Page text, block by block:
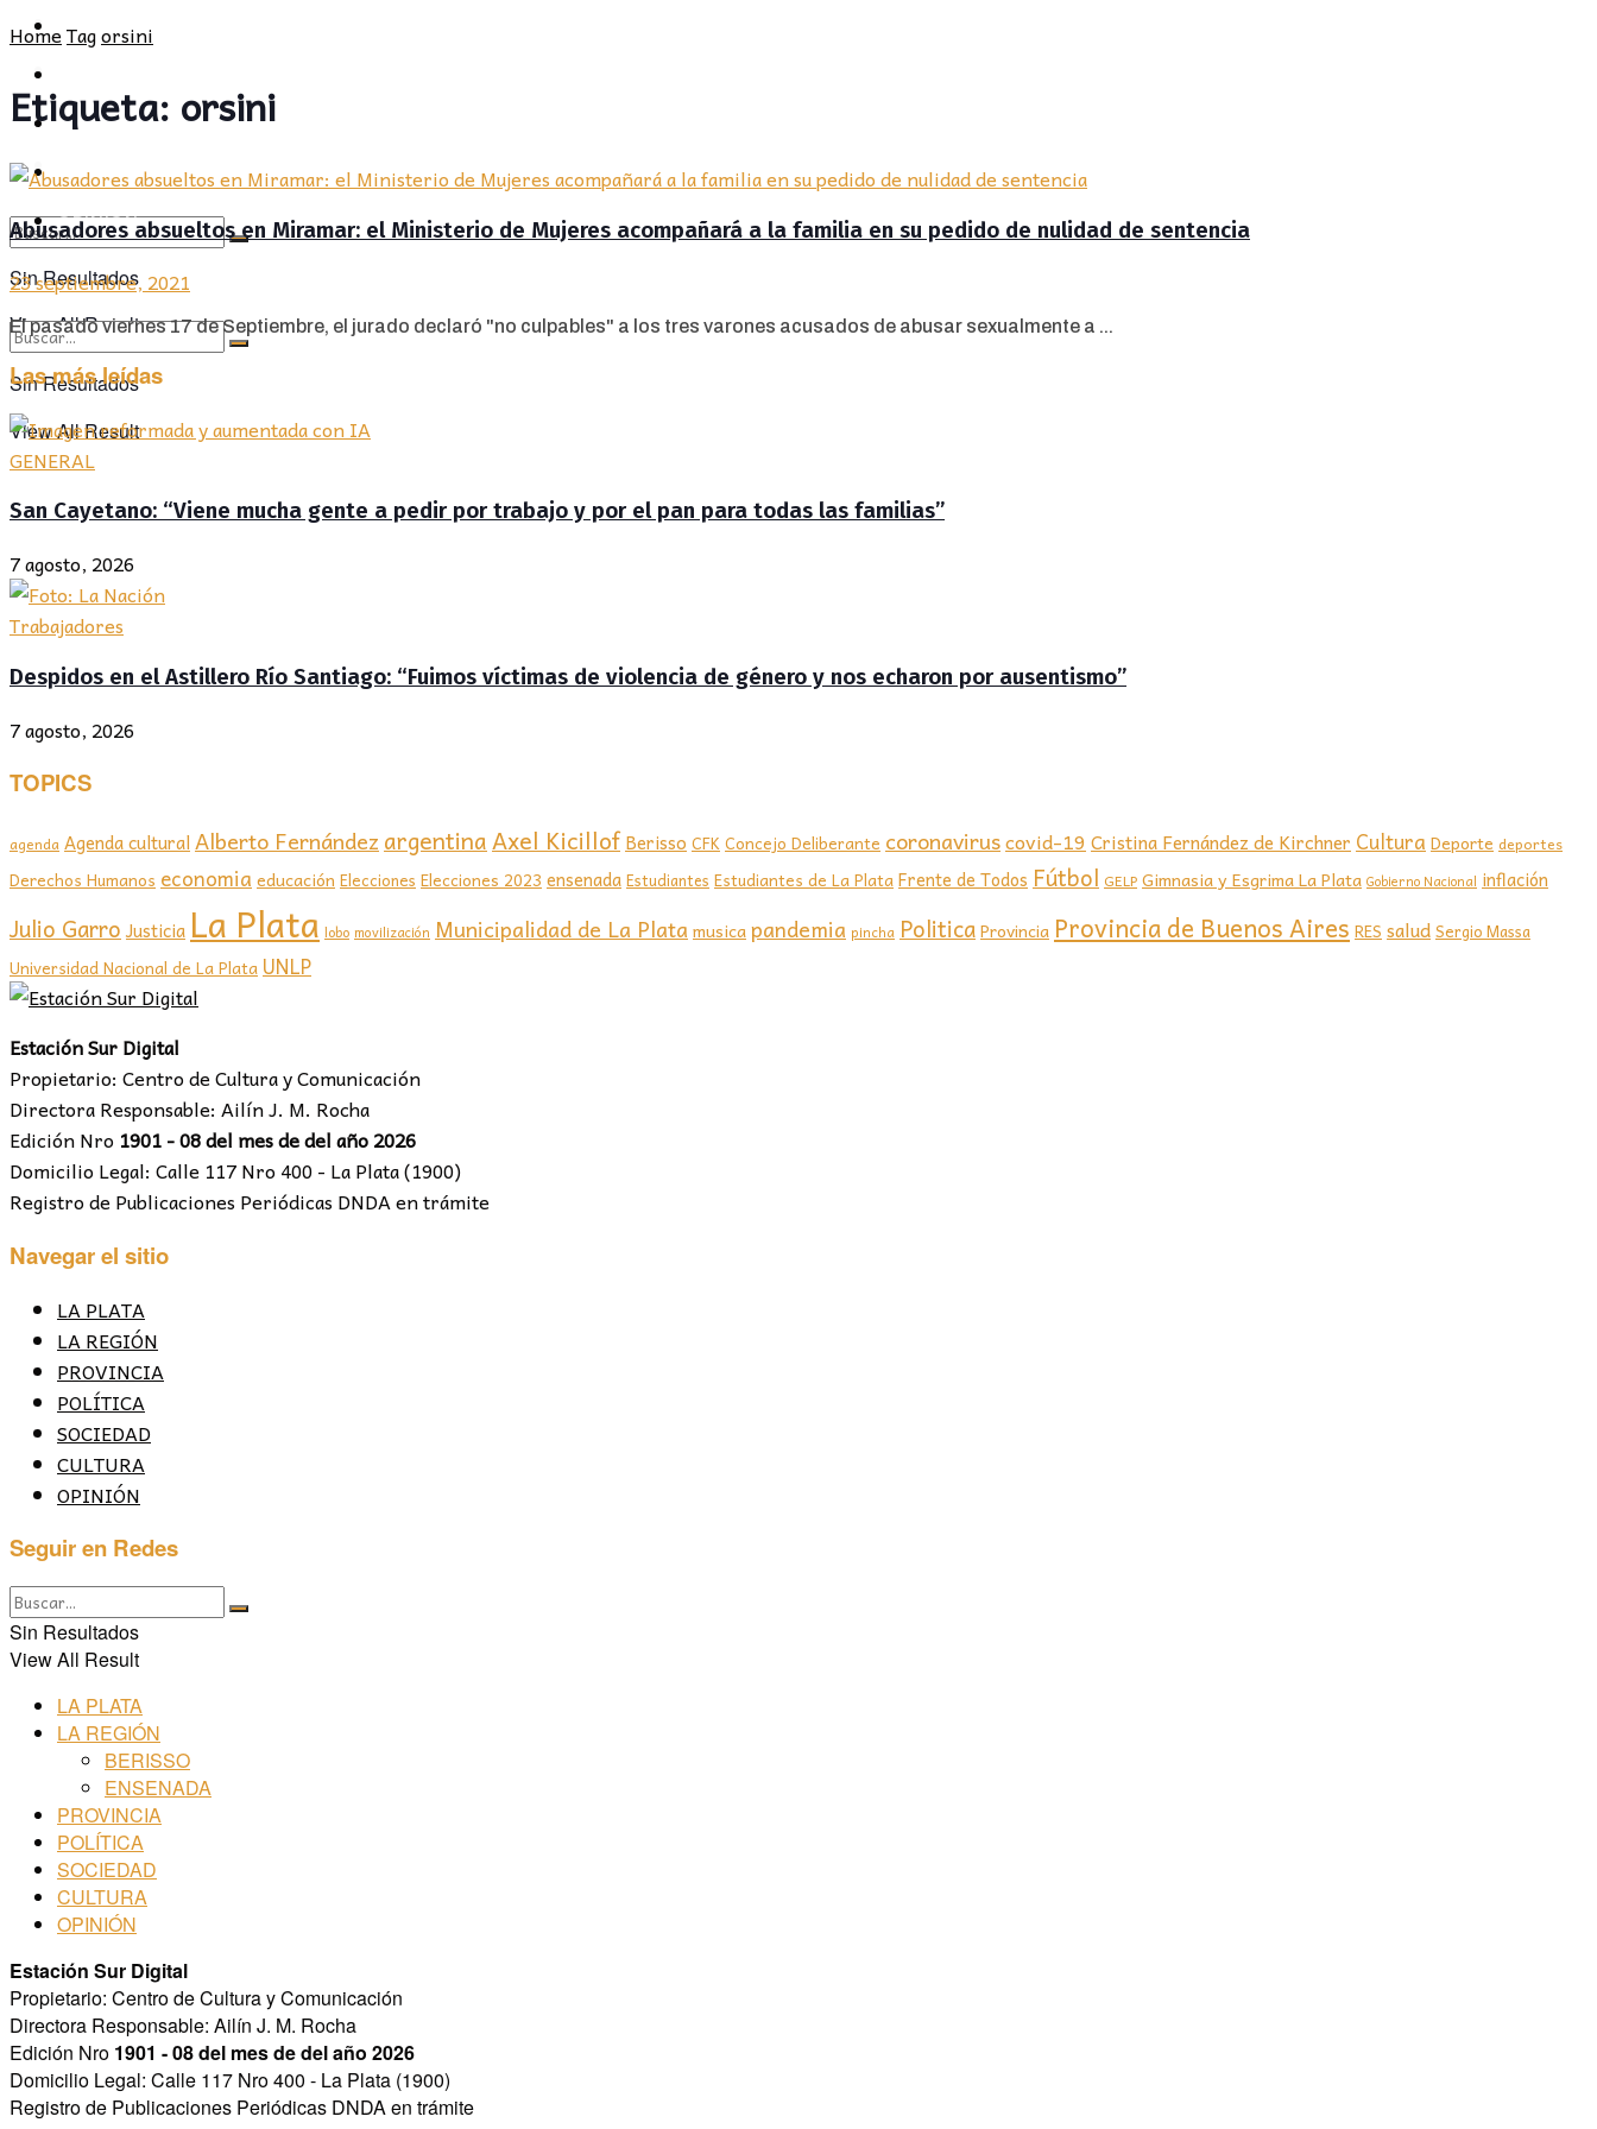
CULTURA
Sin Resultados
View All Result
PROVINCIA
SOCIEDAD
CULTURA
OPINIÓN
Sin Resultados
View All Result
HomeTagorsini
Etiqueta: orsini
Abusadores absueltos en Miramar: el Ministerio de Mujeres acompañará a la familia en su pedido de nulidad de sentencia
23 septiembre, 2021
El pasado viernes 17 de Septiembre, el jurado declaró "no culpables" a los tres varones acusados de abusar sexualmente a ...
Las más leídas
GENERAL
San Cayetano: “Viene mucha gente a pedir por trabajo y por el pan para todas las familias”
7 agosto, 2026
Trabajadores
Despidos en el Astillero Río Santiago: “Fuimos víctimas de violencia de género y nos echaron por ausentismo”
7 agosto, 2026
TOPICS
agenda Agenda culturalAlberto Fernández argentinaAxel Kicillof Berisso CFKConcejo Deliberante coronaviruscovid-19 Cristina Fernández de Kirchner Cultura Deporte deportes
Derechos Humanos economia educación Elecciones Elecciones 2023 ensenada Estudiantes Estudiantes de La PlataFrente de Todos Fútbol GELP Gimnasia y Esgrima La Plata Gobierno Nacional inflación
Julio Garro Justicia La Plata lobo movilización Municipalidad de La Plata musicapandemia pincha PoliticaProvincia Provincia de Buenos Aires RES saludSergio Massa
Universidad Nacional de La Plata UNLP
Estación Sur Digital
Propietario: Centro de Cultura y Comunicación
Directora Responsable: Ailín J. M. Rocha
Edición Nro 1901 - 08 del mes de del año 2026
Domicilio Legal: Calle 117 Nro 400 - La Plata (1900)
Registro de Publicaciones Periódicas DNDA en trámite
Navegar el sitio
LA PLATA
LA REGIÓN
PROVINCIA
POLÍTICA
SOCIEDAD
CULTURA
OPINIÓN
Seguir en Redes
Sin Resultados
View All Result
LA PLATA
LA REGIÓN
BERISSO
ENSENADA
PROVINCIA
POLÍTICA
SOCIEDAD
CULTURA
OPINIÓN
Estación Sur Digital
Propietario: Centro de Cultura y Comunicación
Directora Responsable: Ailín J. M. Rocha
Edición Nro 1901 - 08 del mes de del año 2026
Domicilio Legal: Calle 117 Nro 400 - La Plata (1900)
Registro de Publicaciones Periódicas DNDA en trámite